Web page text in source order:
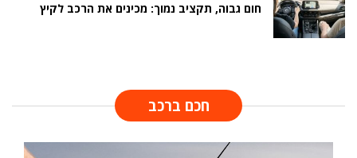
חום גבוה, תקציב נמוך: מכינים את הרכב לקיץ
חכם ברכב